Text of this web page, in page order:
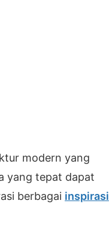
modern yang
yang tepat dapat
berbagai inspirasi